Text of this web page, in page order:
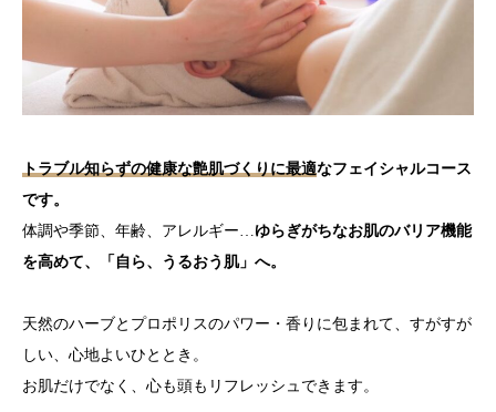
トラブル知らずの健康な艶肌づくりに最適なフェイシャルコース
です。
体調や季節、年齢、アレルギー…ゆらぎがちなお肌のバリア機能
を高めて、「自ら、うるおう肌」へ。
天然のハーブとプロポリスのパワー・香りに包まれて、すがすが
しい、心地よいひととき。
お肌だけでなく、心も頭もリフレッシュできます。